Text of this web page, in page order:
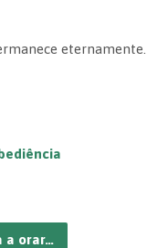
eternamente.
a orar…